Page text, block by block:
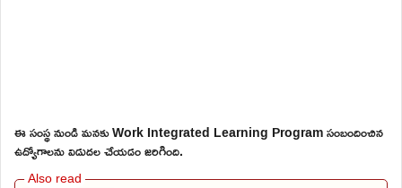
ఈ సంస్థ నుండి మనకు Work Integrated Learning Program సంబందించిన
ఉద్యోగాలను విడుదల చేయడం జరిగింది.